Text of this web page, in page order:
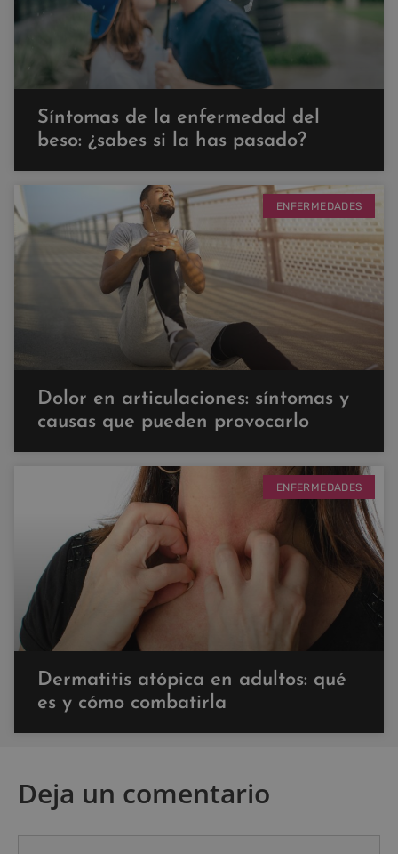
Síntomas de la enfermedad del
beso: ¿sabes si la has pasado?
ENFERMEDADES
Dolor en articulaciones: síntomas y
causas que pueden provocarlo
ENFERMEDADES
Dermatitis atópica en adultos: qué
es y cómo combatirla
Deja un comentario